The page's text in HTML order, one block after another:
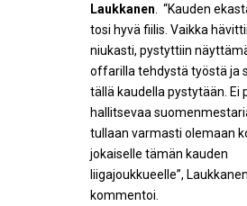
Laukkanen . “Kauden
tosi hyvä fiilis. Vaikka
niukasti, pystyttiin
offarilla tehdystä työstä ja
tällä kaudella pystytään. Ei
hallitsevaa
tullaan varmasti olemaan
jokaiselle tämän kauden
liigajoukkueelle”, Laukkanen
kommentoi.